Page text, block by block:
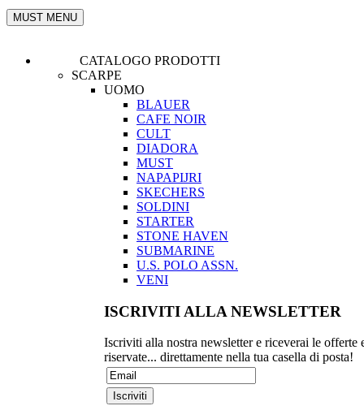
MUST MENU
CATALOGO PRODOTTI
SCARPE
UOMO
BLAUER
CAFE NOIR
CULT
DIADORA
MUST
NAPAPIJRI
SKECHERS
SOLDINI
STARTER
STONE HAVEN
SUBMARINE
U.S. POLO ASSN.
VENI
ISCRIVITI ALLA NEWSLETTER
Iscriviti alla nostra newsletter e riceverai le offerte
riservate... direttamente nella tua casella di posta!